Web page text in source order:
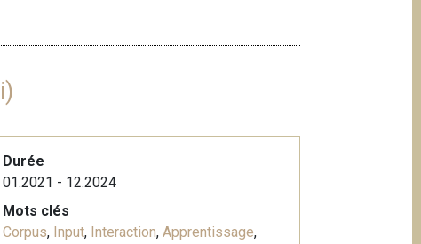
Durée
01.2021 - 12.2024
Mots clés
Corpus, Input, Interaction, Apprentissage,